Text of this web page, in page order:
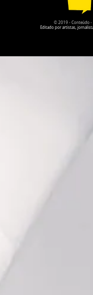
© 2019 - Conteúdo -
Editado por artistas,